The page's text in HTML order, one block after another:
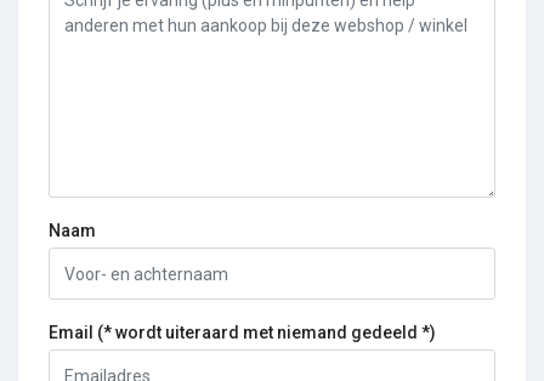
Naam
Email (* wordt uiteraard met niemand gedeeld *)